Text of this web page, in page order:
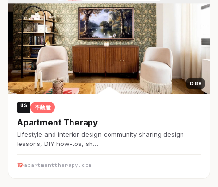
D 89
US 不動産
Apartment Therapy
Lifestyle and interior design community sharing design
lessons, DIY how-tos, sh…
apartmenttherapy.com